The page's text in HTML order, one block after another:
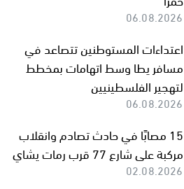
06.08.2026
اعتداءات المستوطنين تتصاعد في
مسافر يطا وسط اتهامات بمخطط
لتهجير الفلسطينيين
06.08.2026
15 مصابًا في حادث تصادم وانقلاب
مركبة على شارع 77 قرب رمات يشاي
02.08.2026